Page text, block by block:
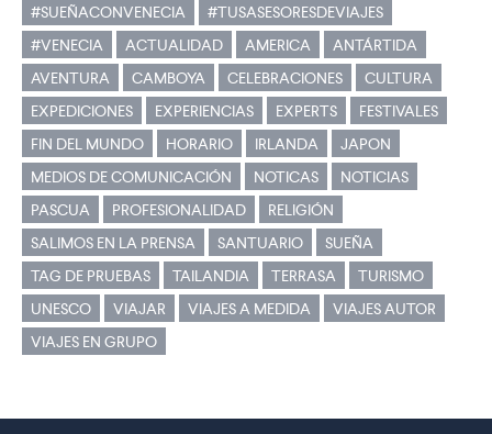
#SUEÑACONVENECIA
#TUSASESORESDEVIAJES
#VENECIA
ACTUALIDAD AMERICA
ANTÁRTIDA
AVENTURA
CAMBOYA CELEBRACIONES
CULTURA
EXPEDICIONES
EXPERIENCIAS EXPERTS
FESTIVALES
FIN DEL MUNDO
HORARIO IRLANDA
JAPON
MEDIOS DE COMUNICACIÓN
NOTICAS
NOTICIAS
PASCUA
PROFESIONALIDAD
RELIGIÓN
SALIMOS EN LA PRENSA
SANTUARIO
SUEÑA
TAG DE PRUEBAS
TAILANDIA TERRASA
TURISMO
UNESCO
VIAJAR VIAJES A MEDIDA
VIAJES AUTOR
VIAJES EN GRUPO